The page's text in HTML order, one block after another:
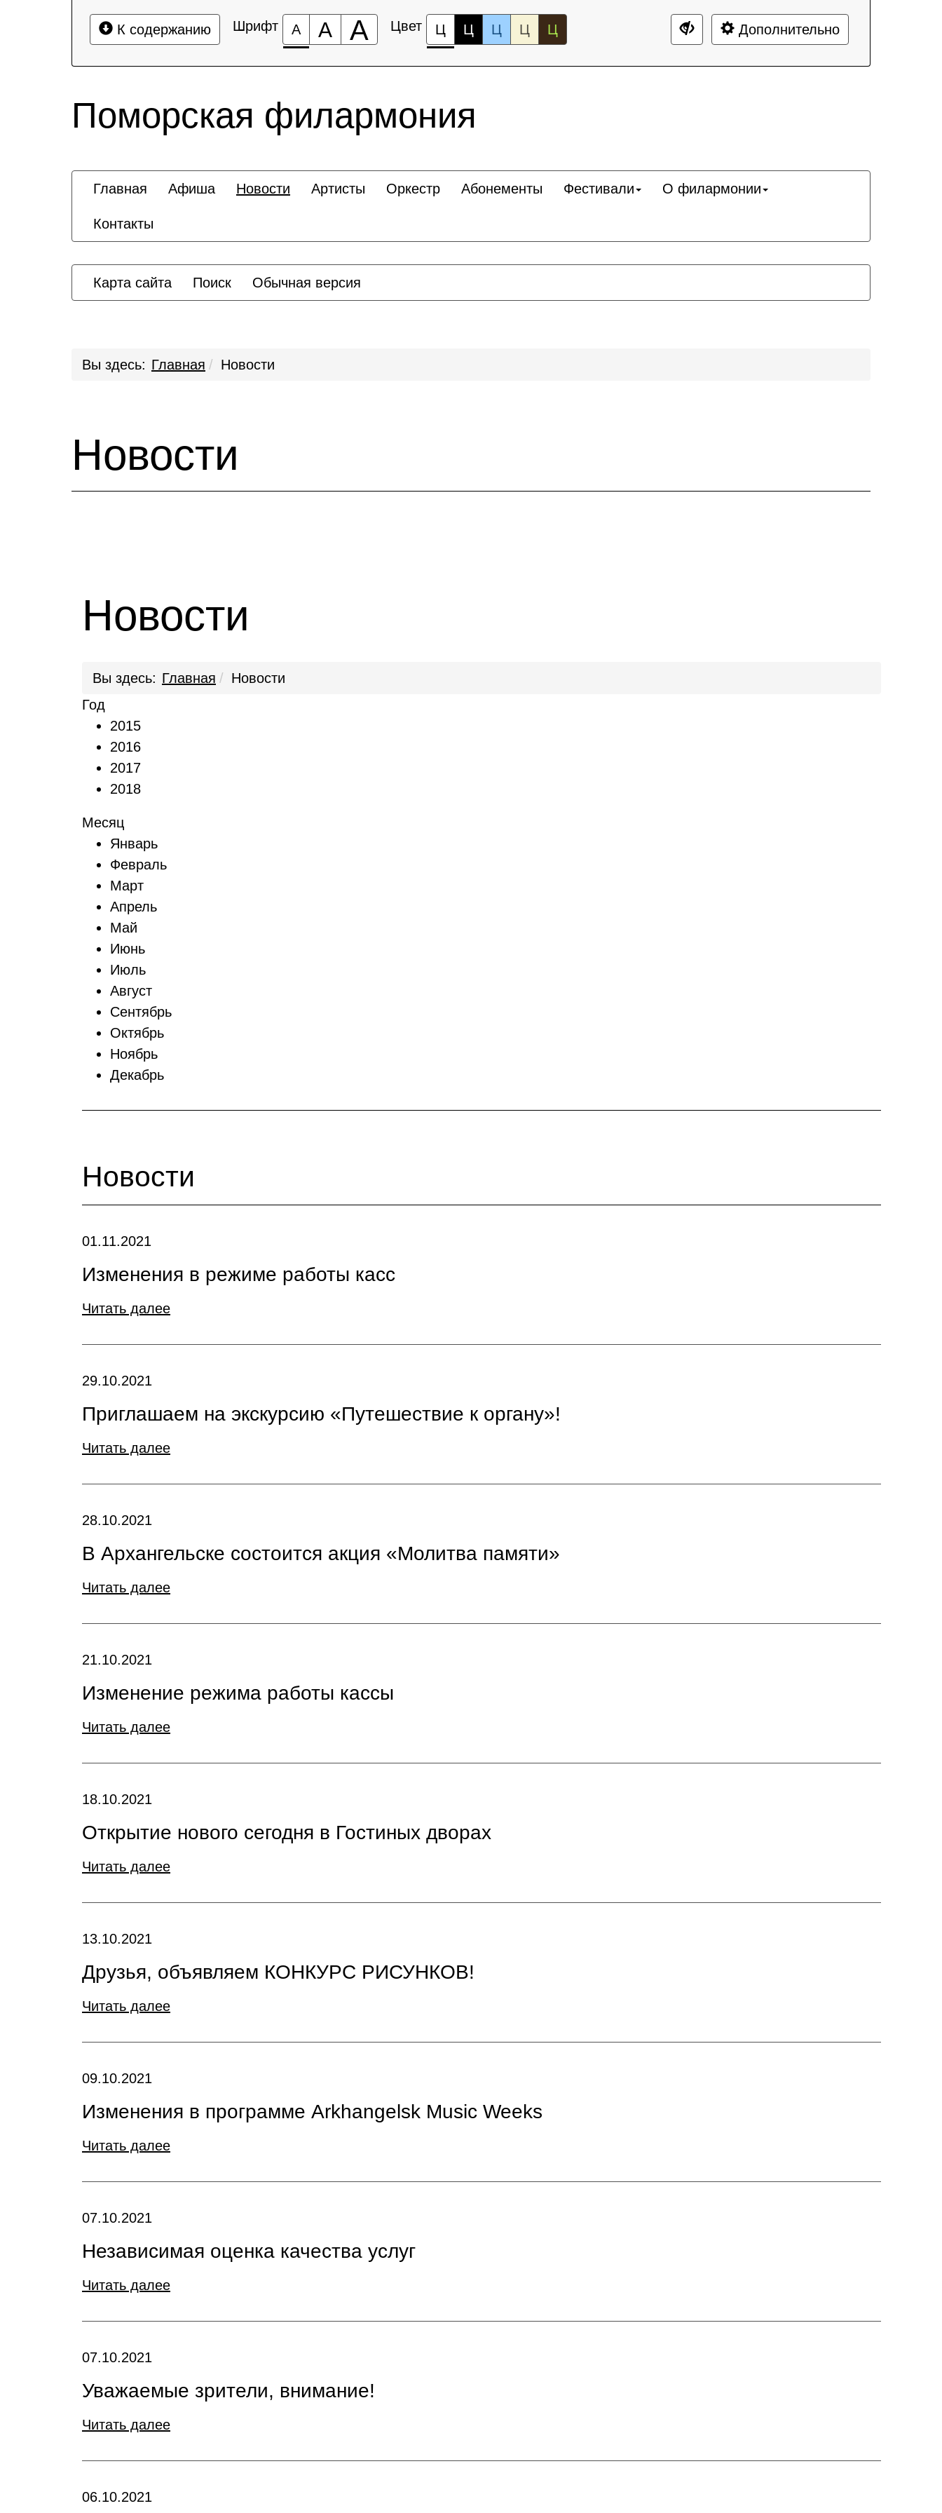
К содержанию Шрифт А А А Цвет Ц Ц Ц Ц Ц Дополнительно
Поморская филармония
Главная Афиша Новости Артисты Оркестр Абонементы Фестивали О филармонии
Контакты
Карта сайта Поиск Обычная версия
Вы здесь: Главная Новости
Новости
Новости
Вы здесь: Главная
Новости
Год
2015
2016
2017
2018
Месяц
Январь
Февраль
Март
Апрель
Май
Июнь
Июль
Август
Сентябрь
Октябрь
Ноябрь
Декабрь
Новости
01.11.2021
Изменения в режиме работы касс
Читать далее
29.10.2021
Приглашаем на экскурсию «Путешествие к органу»!
Читать далее
28.10.2021
В Архангельске состоится акция «Молитва памяти»
Читать далее
21.10.2021
Изменение режима работы кассы
Читать далее
18.10.2021
Открытие нового сегодня в Гостиных дворах
Читать далее
13.10.2021
Друзья, объявляем КОНКУРС РИСУНКОВ!
Читать далее
09.10.2021
Изменения в программе Arkhangelsk Music Weeks
Читать далее
07.10.2021
Независимая оценка качества услуг
Читать далее
07.10.2021
Уважаемые зрители, внимание!
Читать далее
06.10.2021